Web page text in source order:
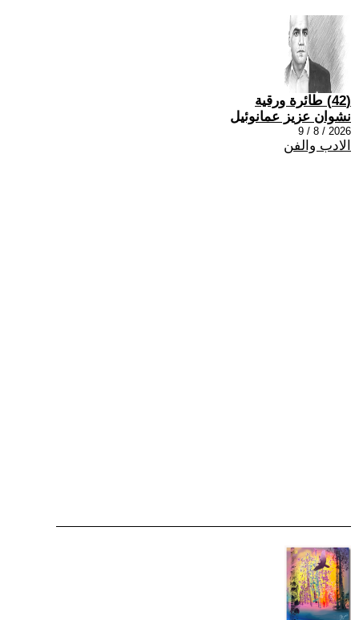
(42) طائرة ورقية
نشوان عزيز عمانوئيل
2026 / 8 / 9
الادب والفن